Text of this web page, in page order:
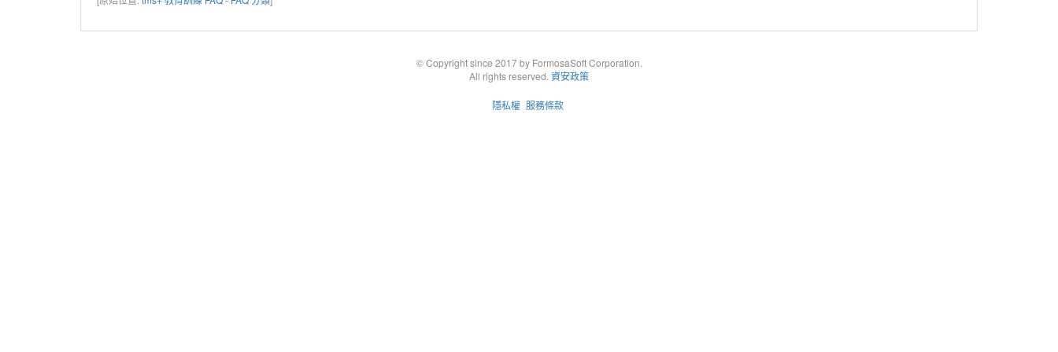
© Copyright since 2017 by FormosaSoft Corporation.
All rights reserved. 資安政策
隱私權 服務條款